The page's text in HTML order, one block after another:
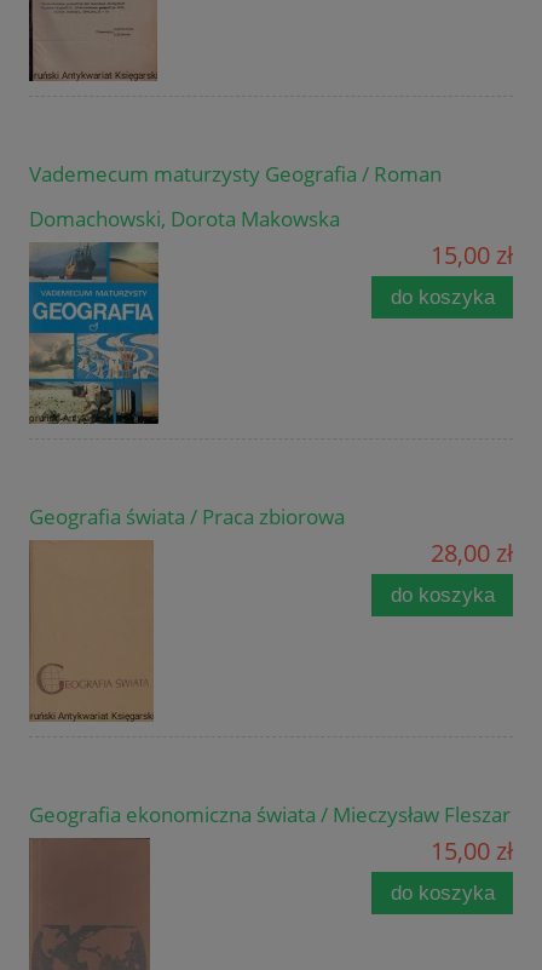
Vademecum maturzysty Geografia / Roman
Domachowski, Dorota Makowska
15,00 zł
do koszyka
Geografia świata / Praca zbiorowa
28,00 zł
do koszyka
Geografia ekonomiczna świata / Mieczysław Fleszar
15,00 zł
do koszyka